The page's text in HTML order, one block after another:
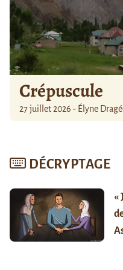
Crépuscule
27 juillet 2026 - Élyne
DÉCRYPTAGE
«